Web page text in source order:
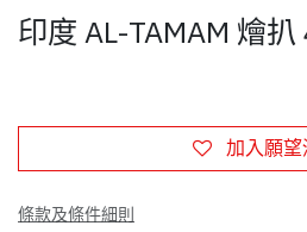
印度 AL-TAMAM 燴
加入願望
條款及條件細則